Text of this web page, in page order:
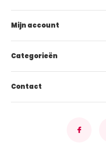
Mijn account
Categorieën
Contact